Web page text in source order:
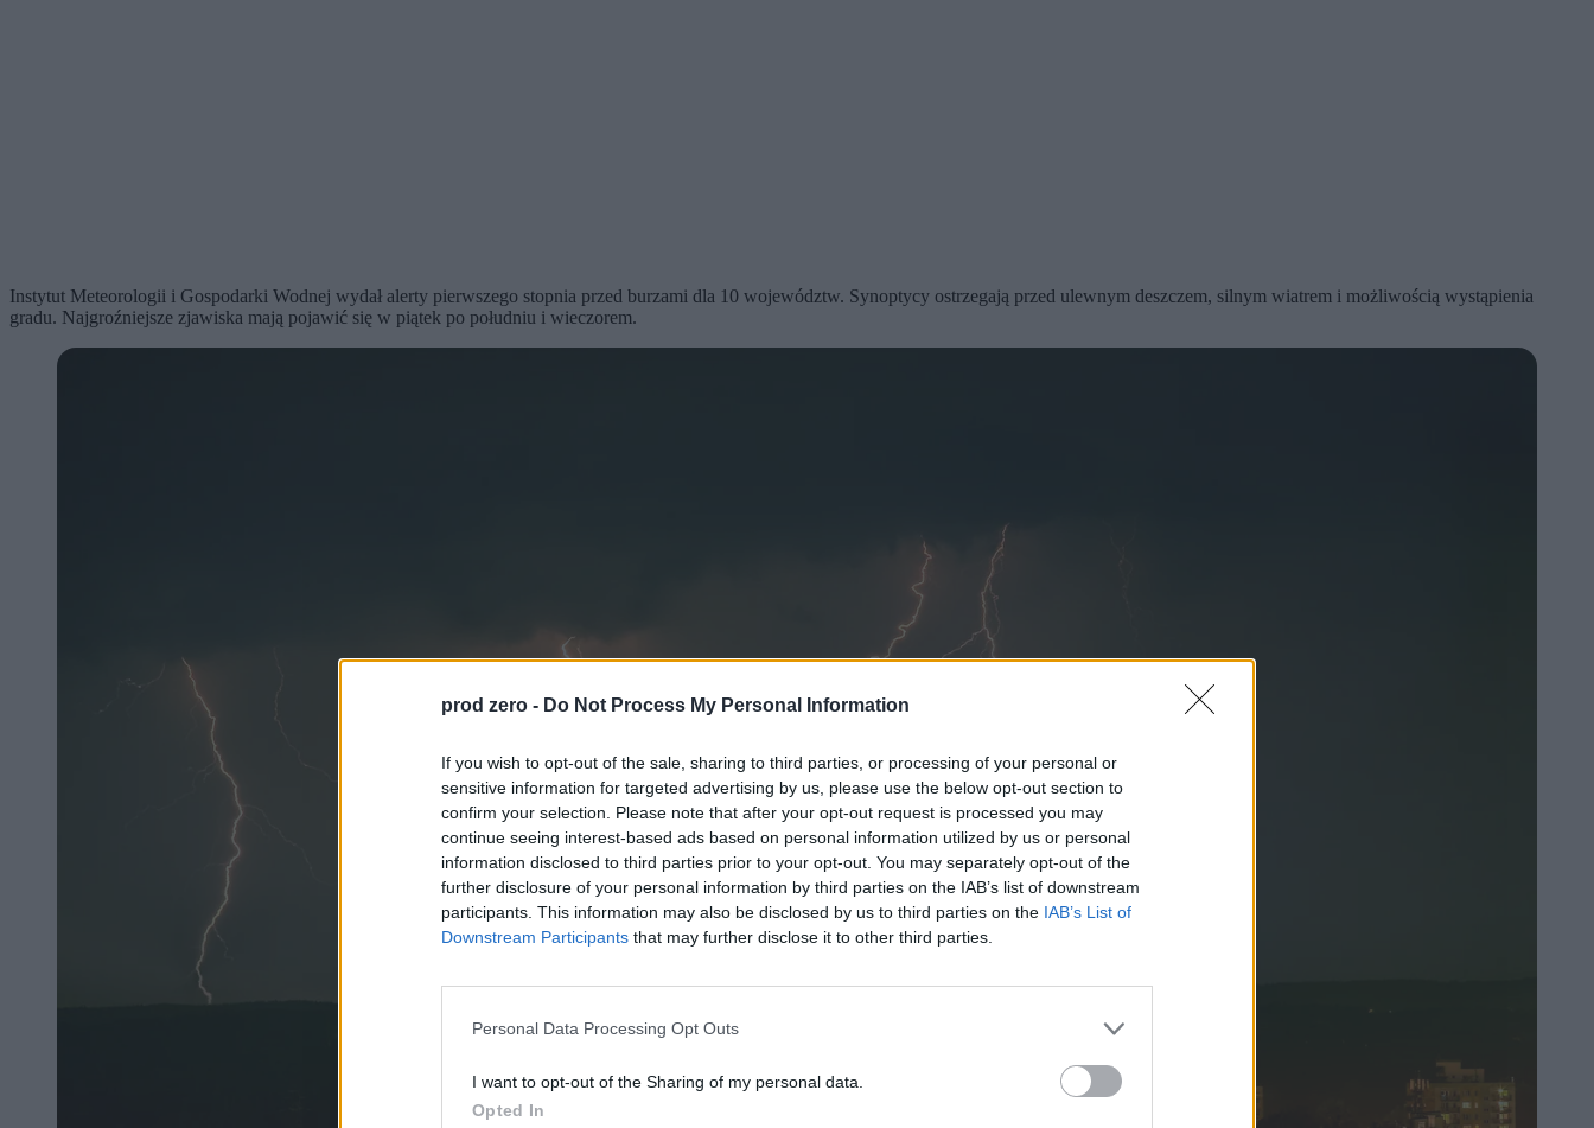
prod zero - Do Not Process My Personal Information
If you wish to opt-out of the sale, sharing to third parties, or processing of your personal or
sensitive information for targeted advertising by us, please use the below opt-out section to
confirm your selection. Please note that after your opt-out request is processed you may
continue seeing interest-based ads based on personal information utilized by us or personal
information disclosed to third parties prior to your opt-out. You may separately opt-out of the
further disclosure of your personal information by third parties on the IAB’s list of downstream
participants. This information may also be disclosed by us to third parties on the IAB’s List of
Downstream Participants that may further disclose it to other third parties.
Personal Data Processing Opt Outs
I want to opt-out of the Sharing of my personal data.
Opted In
Instytut Meteorologii i Gospodarki Wodnej wydał alerty pierwszego stopnia przed burzami dla 10 województw. Synoptycy ostrzegają przed ulewnym deszczem, silnym wiatrem i możliwością wystąpienia
gradu. Najgroźniejsze zjawiska mają pojawić się w piątek po południu i wieczorem.